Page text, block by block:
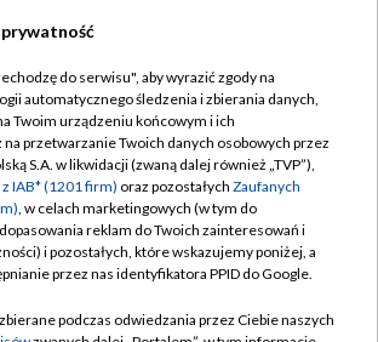
TVP
TVP
Cyfrowa
Regulamin TVP
Polityka prywatności
Moje zgody
Pomoc
do serwisu", aby wyrazić zgody na
automatycznego śledzenia i zbierania danych,
Twoim urządzeniu końcowym i ich
przetwarzanie Twoich danych osobowych przez
S.A. w likwidacji (zwaną dalej również „TVP”),
IAB* (1201 firm) oraz pozostałych Zaufanych
, w celach marketingowych (w tym do
reklam do Twoich zainteresowań i
i pozostałych, które wskazujemy poniżej, a
przez nas identyfikatora PPID do Google.
podczas odwiedzania przez Ciebie naszych